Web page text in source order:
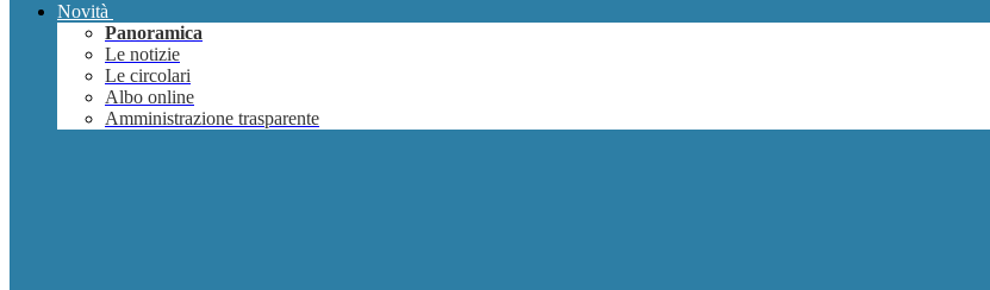
Novità
Panoramica
Le notizie
Le circolari
Albo online
Amministrazione trasparente